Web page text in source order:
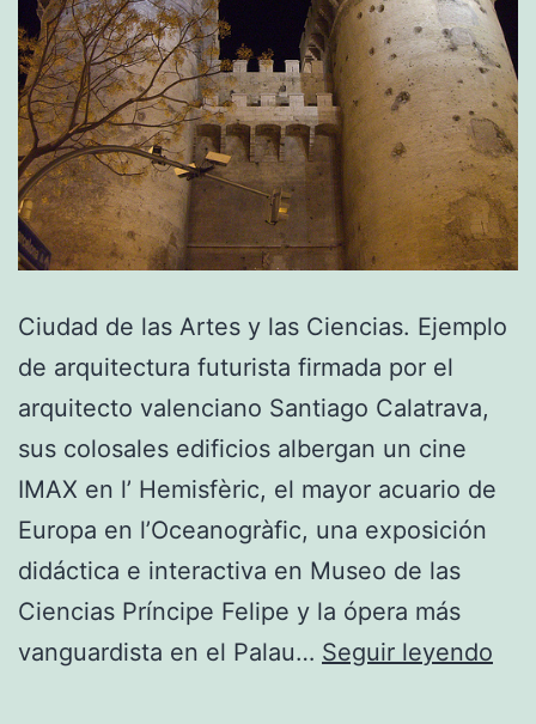
Ciudad de las Artes y las Ciencias. Ejemplo
de arquitectura futurista firmada por el
arquitecto valenciano Santiago Calatrava,
sus colosales edificios albergan un cine
IMAX en l’ Hemisfèric, el mayor acuario de
Europa en l’Oceanogràfic, una exposición
didáctica e interactiva en Museo de las
Ciencias Príncipe Felipe y la ópera más
vanguardista en el Palau… Seguir leyendo